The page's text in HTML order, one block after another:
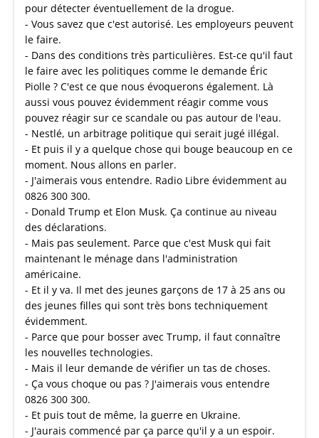
pour détecter éventuellement de la drogue.
- Vous savez que c'est autorisé. Les employeurs peuvent
le faire.
- Dans des conditions très particulières. Est-ce qu'il faut
le faire avec les politiques comme le demande Éric
Piolle ? C'est ce que nous évoquerons également. Là
aussi vous pouvez évidemment réagir comme vous
pouvez réagir sur ce scandale ou pas autour de l'eau.
- Nestlé, un arbitrage politique qui serait jugé illégal.
- Et puis il y a quelque chose qui bouge beaucoup en ce
moment. Nous allons en parler.
- J'aimerais vous entendre. Radio Libre évidemment au
0826 300 300.
- Donald Trump et Elon Musk. Ça continue au niveau
des déclarations.
- Mais pas seulement. Parce que c'est Musk qui fait
maintenant le ménage dans l'administration
américaine.
- Et il y va. Il met des jeunes garçons de 17 à 25 ans ou
des jeunes filles qui sont très bons techniquement
évidemment.
- Parce que pour bosser avec Trump, il faut connaître
les nouvelles technologies.
- Mais il leur demande de vérifier un tas de choses.
- Ça vous choque ou pas ? J'aimerais vous entendre
0826 300 300.
- Et puis tout de même, la guerre en Ukraine.
- J'aurais commencé par ça parce qu'il y a un espoir.